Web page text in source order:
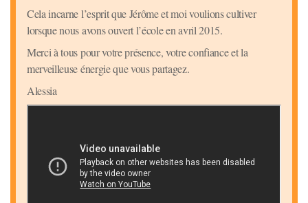
Cela incarne l’esprit que Jérôme et moi voulions cultiver
lorsque nous avons ouvert l’école en avril 2015.
Merci à tous pour votre présence, votre confiance et la
merveilleuse énergie que vous partagez.
Alessia